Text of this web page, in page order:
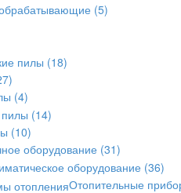
(5)
пилы (18)
(4)
(14)
(10)
оборудование (31)
оборудование (36)
Отопительные